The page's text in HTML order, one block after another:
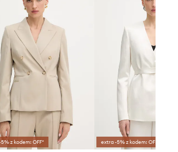
zazwyczaj.
Tabela rozmiarów
z kodem: OFF* extra -5% z kodem: OFF*